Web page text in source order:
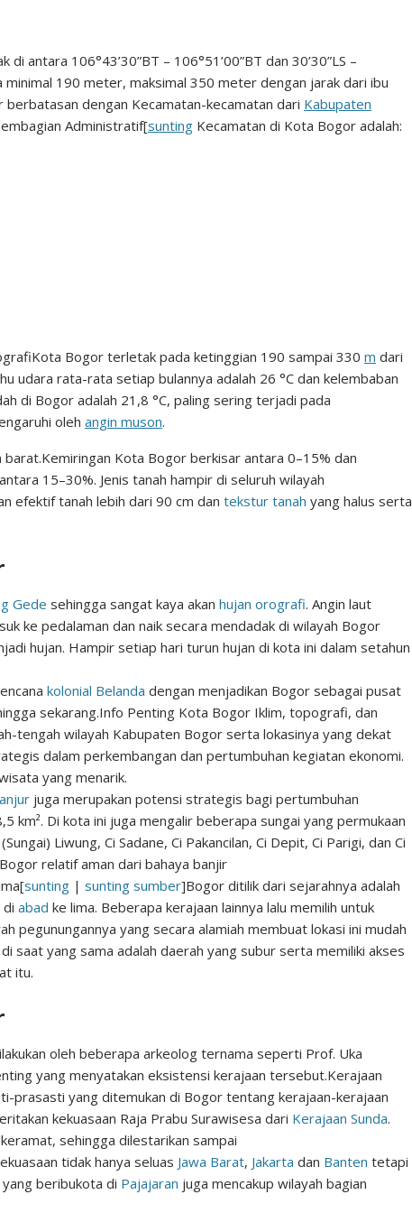
antara 106°43’30”BT – 106°51’00”BT dan 30’30”LS –
190 meter, maksimal 350 meter dengan jarak dari ibu
berbatasan dengan Kecamatan-kecamatan dari Kabupaten
Administratif[sunting Kecamatan di Kota Bogor adalah:
Kota Bogor terletak pada ketinggian 190 sampai 330 m dari
udara rata-rata setiap bulannya adalah 26 °C dan kelembaban
di Bogor adalah 21,8 °C, paling sering terjadi pada
oleh angin muson.
barat.Kemiringan Kota Bogor berkisar antara 0–15% dan
15–30%. Jenis tanah hampir di seluruh wilayah
efektif tanah lebih dari 90 cm dan tekstur tanah yang halus serta
Gede sehingga sangat kaya akan hujan orografi. Angin laut
ke pedalaman dan naik secara mendadak di wilayah Bogor
hujan. Hampir setiap hari turun hujan di kota ini dalam setahun
kolonial Belanda dengan menjadikan Bogor sebagai pusat
sekarang.Info Penting Kota Bogor Iklim, topografi, dan
tengah wilayah Kabupaten Bogor serta lokasinya yang dekat
dalam perkembangan dan pertumbuhan kegiatan ekonomi.
yang menarik.
juga merupakan potensi strategis bagi pertumbuhan
km². Di kota ini juga mengalir beberapa sungai yang permukaan
Liwung, Ci Sadane, Ci Pakancilan, Ci Depit, Ci Parigi, dan Ci
relatif aman dari bahaya banjir
[sunting | sunting sumber]Bogor ditilik dari sejarahnya adalah
abad ke lima. Beberapa kerajaan lainnya lalu memilih untuk
pegunungannya yang secara alamiah membuat lokasi ini mudah
saat yang sama adalah daerah yang subur serta memiliki akses
itu.
oleh beberapa arkeolog ternama seperti Prof. Uka
yang menyatakan eksistensi kerajaan tersebut.Kerajaan
prasasti yang ditemukan di Bogor tentang kerajaan-kerajaan
kekuasaan Raja Prabu Surawisesa dari Kerajaan Sunda.
sehingga dilestarikan sampai
tidak hanya seluas Jawa Barat, Jakarta dan Banten tetapi
yang beribukota di Pajajaran juga mencakup wilayah bagian